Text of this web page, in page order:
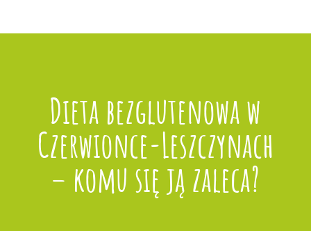
Dieta bezglutenowa w
Czerwionce-Leszczynach
– komu się ją zaleca?